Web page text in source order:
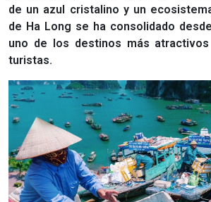
de un azul cristalino y un
de Ha Long se ha consolidado
uno de los destinos más
turistas.